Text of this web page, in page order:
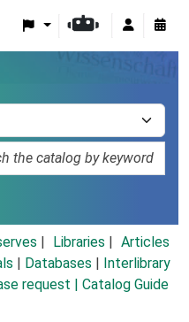
Libraries
Articles
Databases
Interlibrary
request | Catalog Guide